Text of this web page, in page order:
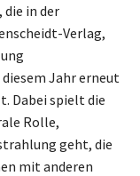
die in der
Verlag,
Jahr erneut
Dabei spielt die
Rolle,
geht, die
mit anderen